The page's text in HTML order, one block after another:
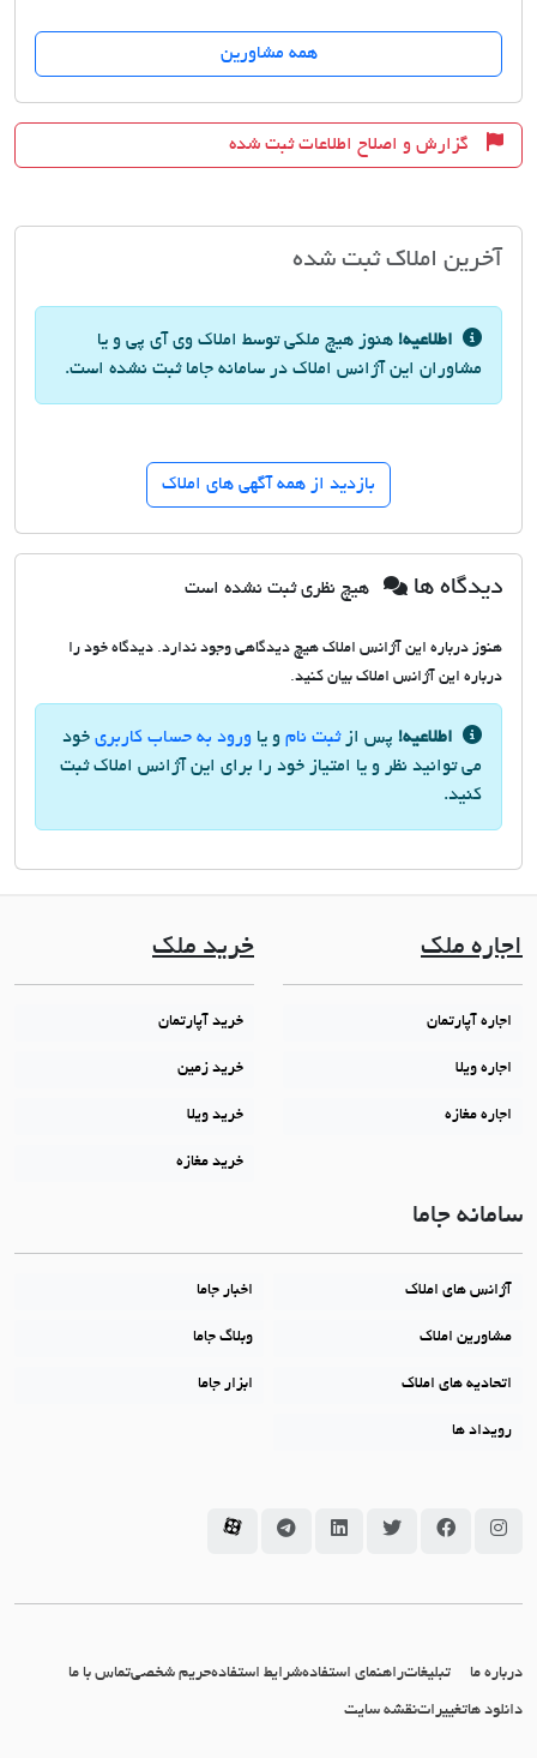
همه مشاورین
گزارش و اصلاح اطلاعات ثبت شده
آخرین املاک ثبت شده
اطلاعیه! هنوز هیچ ملکی توسط املاک وی آی پی و یا
مشاوران این آژانس املاک در سامانه جاما ثبت نشده است.
بازدید از همه آگهی های املاک
دیدگاه ها هیچ نظری ثبت نشده است
هنوز درباره این آژانس املاک هیچ دیدگاهی وجود ندارد. دیدگاه خود را
درباره این آژانس املاک بیان کنید.
اطلاعیه! پس ازثبت نام و یا ورود به حساب کاربری خود
می توانید نظر و یا امتیاز خود را برای این آژانس املاک ثبت
کنید.
اجاره ملک
اجاره آپارتمان
اجاره ویلا
اجاره مغازه
خرید ملک
خرید آپارتمان
خرید زمین
خرید ویلا
خرید مغازه
سامانه جاما
آژانس های املاک اخبار جاما
مشاورین املاک وبلاگ جاما
اتحادیه های املاک ابزار جاما
رویداد ها
سامانه جاما در اینستاگرام
سامانه جاما در فیسبوک
سامانه جاما در توئیتر
سامانه جاما در لینکداین
سامانه جاما در تلگرام
سامانه جاما در آپارات
درباره ما تبلیغاتراهنمای استفادهشرایط استفادهحریم شخصیتماس با ما
دانلود هاتغییراتنقشه سایت